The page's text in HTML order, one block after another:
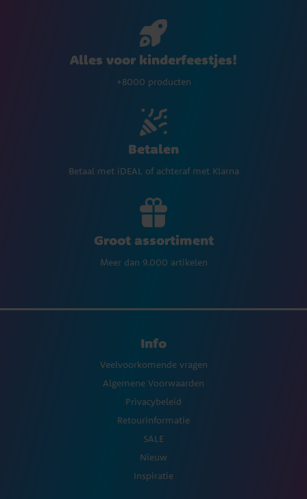
Alles voor kinderfeestjes!
+8000 producten
Betalen
Betaal met iDEAL of achteraf met Klarna
Groot assortiment
Meer dan 9.000 artikelen
Info
Veelvoorkomende vragen
Algemene Voorwaarden
Privacybeleid
Retourinformatie
SALE
Nieuw
Inspiratie